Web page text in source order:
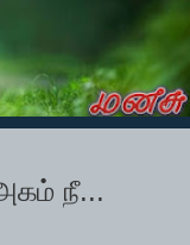
அகம் நீ...